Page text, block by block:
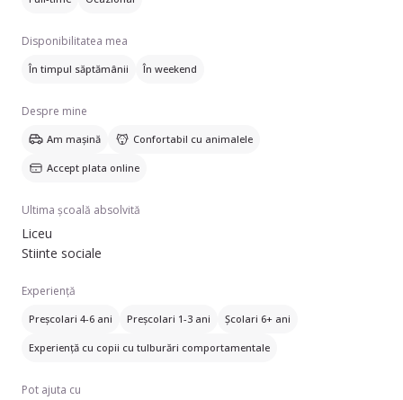
saptamanii si in weekend-uri deoarece stiu cum este sa nu ai
timp sa faci ceea ce iti doresti avand un ,,minion” pe cap.
Disponibilitatea mea
În timpul săptămânii În weekend
Despre mine
Am mașină Confortabil cu animalele
Accept plata online
Ultima școală absolvită
Liceu
Stiinte sociale
Experiență
Preșcolari 4-6 ani Preșcolari 1-3 ani Școlari 6+ ani
Experiență cu copii cu tulburări comportamentale
Pot ajuta cu